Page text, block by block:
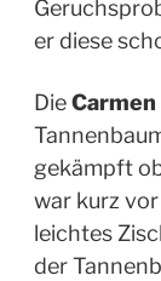
er diese
DieCarmen
gekämpft
war kurz
leichtes
der